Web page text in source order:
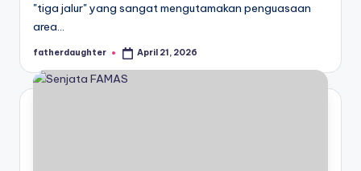
"tiga jalur" yang sangat mengutamakan penguasaan
area…
Posted
fatherdaughter April 21, 2026